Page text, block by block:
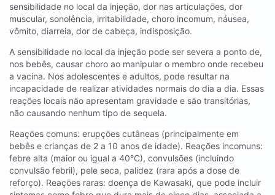
sensibilidade no local da injeção, dor nas articulações, dor
muscular, sonolência, irritabilidade, choro incomum, náusea,
vômito, diarreia, dor de cabeça, indisposição.
A sensibilidade no local da injeção pode ser severa a ponto de,
nos bebês, causar choro ao manipular o membro onde recebeu
a vacina. Nos adolescentes e adultos, pode resultar na
incapacidade de realizar atividades normais do dia a dia. Essas
reações locais não apresentam gravidade e são transitórias,
não causando nenhum tipo de sequela.
Reações comuns: erupções cutâneas (principalmente em
bebês e crianças de 2 a 10 anos de idade). Reações incomuns:
febre alta (maior ou igual a 40°C), convulsões (incluindo
convulsão febril), pele seca, palidez (rara após a dose de
reforço). Reações raras: doença de Kawasaki, que pode incluir